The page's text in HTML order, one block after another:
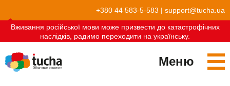
+380 44 583-5-583 | support@tucha.ua
Вживання російської мови може призвести до катастрофічних
наслідків, радимо переходити на українську.
Меню